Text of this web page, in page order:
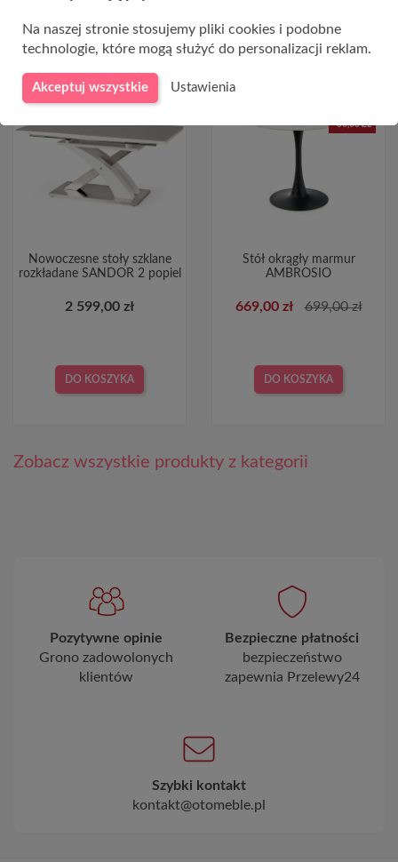
Nowoczesne stoły szklane
rozkładane SANDOR 2 popiel
2 599,00 zł
DO KOSZYKA
-30,00 ZŁ
Stół okrągły marmur
AMBROSIO
669,00 zł 699,00 zł
DO KOSZYKA
Zobacz wszystkie produkty z kategorii
Pozytywne opinie
Grono zadowolonych
klientów
Bezpieczne płatności
bezpieczeństwo
zapewnia Przelewy24
Szybki kontakt
kontakt@otomeble.pl
Na naszej stronie stosujemy pliki cookies i podobne
technologie, które mogą służyć do personalizacji reklam.
Akceptuj wszystkie Ustawienia